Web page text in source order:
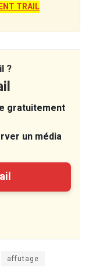
TRAIL
?
gratuitement
un média
affutage